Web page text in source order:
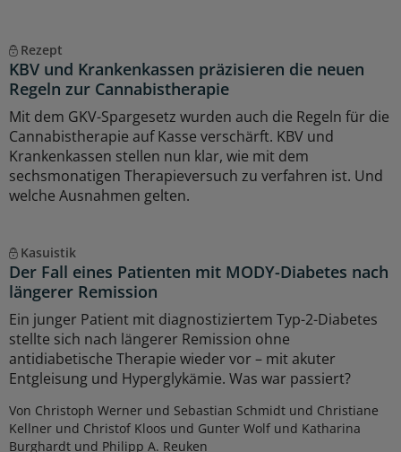
Rezept
KBV und Krankenkassen präzisieren die neuen
Regeln zur Cannabistherapie
Mit dem GKV-Spargesetz wurden auch die Regeln für die
Cannabistherapie auf Kasse verschärft. KBV und
Krankenkassen stellen nun klar, wie mit dem
sechsmonatigen Therapieversuch zu verfahren ist. Und
welche Ausnahmen gelten.
Kasuistik
Der Fall eines Patienten mit MODY-Diabetes nach
längerer Remission
Ein junger Patient mit diagnostiziertem Typ-2-Diabetes
stellte sich nach längerer Remission ohne
antidiabetische Therapie wieder vor – mit akuter
Entgleisung und Hyperglykämie. Was war passiert?
Von Christoph Werner und Sebastian Schmidt und Christiane
Kellner und Christof Kloos und Gunter Wolf und Katharina
Burghardt und Philipp A. Reuken